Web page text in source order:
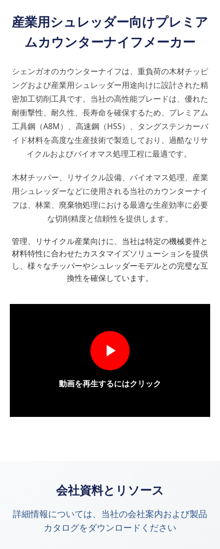
産業用シュレッダー向けプレミア
ムカウンターナイフメーカー
シェンガオのカウンターナイフは、重負荷の木材チッピ
ングおよび産業用シュレッダー用途向けに設計された精
密加工切削工具です。当社の高性能ブレードは、優れた
耐衝撃性、耐久性、長寿命を確保するため、プレミアム
工具鋼（A8M）、高速鋼（HSS）、タングステンカーバ
イド材料を高度な生産技術で製造しており、過酷なリサ
イクルおよびバイオマス処理工程に最適です。
木材チッパー、リサイクル設備、バイオマス処理、産業
用シュレッダーなどに使用される当社のカウンターナイ
フは、林業、廃棄物処理における最適な生産効率に必要
な切削精度と信頼性を提供します。
管理、リサイクル産業向けに、当社は特定の機械要件と
材料特性に合わせたカスタマイズソリューションを提供
し、様々なチッパーやシュレッダーモデルとの完璧な互
換性を確保しています。
動画を再生するにはクリック
会社資料とリソース
詳細情報については、当社の会社案内および製品
カタログをダウンロードください